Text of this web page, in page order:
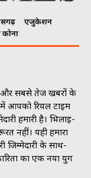
एजुकेशन
कोना
और सबसे तेज खबरों के
आपको रियल टाइम
हमारी है। भिलाई-
नहीं। यही हमारा
के साथ-
का एक नया युग